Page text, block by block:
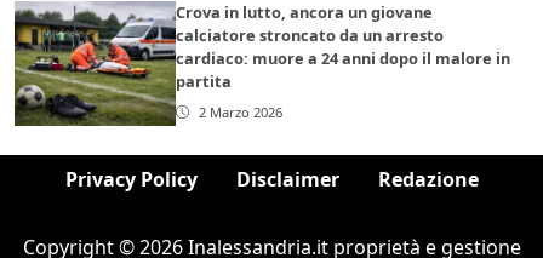
Crova in lutto, ancora un giovane
calciatore stroncato da un arresto
cardiaco: muore a 24 anni dopo il malore in
partita
2 Marzo 2026
Privacy Policy Disclaimer Redazione
Copyright © 2026 Inalessandria.it proprietà e gestione